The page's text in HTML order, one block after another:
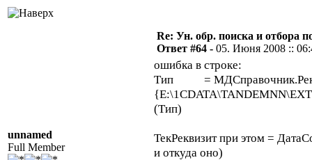
unnamed
Full Member
Re: Ун. обр. поиска и отбора
Ответ #64 - 05. Июня 2008 ::
ошибка в строке:
Тип =
(Тип)
ТекРеквизит при этом =
и откуда оно)